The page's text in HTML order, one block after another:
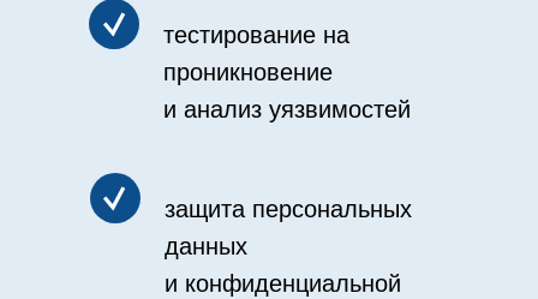
тестирование на
проникновение
и анализ уязвимостей
защита персональных
данных
и конфиденциальной